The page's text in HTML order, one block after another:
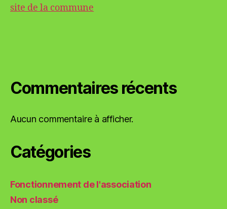
site de la commune
Commentaires récents
Aucun commentaire à afficher.
Catégories
Fonctionnement de l'association
Non classé